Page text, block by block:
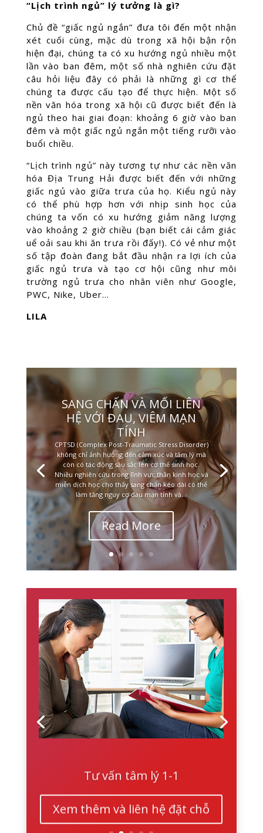
“Lịch trình ngủ” lý tưởng là gì?
Chủ đề “giấc ngủ ngắn” đưa tôi đến một nhận
xét cuối cùng, mặc dù trong xã hội bận rộn
hiện đại, chúng ta có xu hướng ngủ nhiều một
lần vào ban đêm, một số nhà nghiên cứu đặt
câu hỏi liệu đây có phải là những gì cơ thể
chúng ta được cấu tạo để thực hiện. Một số
nền văn hóa trong xã hội cũ được biết đến là
ngủ theo hai giai đoạn: khoảng 6 giờ vào ban
đêm và một giấc ngủ ngắn một tiếng rưỡi vào
buổi chiều.
“Lịch trình ngủ” này tương tự như các nền văn
hóa Địa Trung Hải được biết đến với những
giấc ngủ vào giữa trưa của họ. Kiểu ngủ này
có thể phù hợp hơn với nhịp sinh học của
chúng ta vốn có xu hướng giảm năng lượng
vào khoảng 2 giờ chiều (bạn biết cái cảm giác
uể oải sau khi ăn trưa rồi đấy!). Có vẻ như một
số tập đoàn đang bắt đầu nhận ra lợi ích của
giấc ngủ trưa và tạo cơ hội cũng như môi
trường ngủ trưa cho nhân viên như Google,
PWC, Nike, Uber…
LILA
SANG CHẤN VÀ MỐI LIÊN
HỆ VỚI ĐAU, VIÊM MẠN
TÍNH
CPTSD (Complex Post-Traumatic Stress Disorder)
không chỉ ảnh hưởng đến cảm xúc và tâm lý mà
còn có tác động sâu sắc lên cơ thể sinh học.
Nhiều nghiên cứu trong lĩnh vực thần kinh học và
miễn dịch học cho thấy sang chấn kéo dài có thể
làm tăng nguy cơ đau mạn tính và...
Read More
Tư vấn tâm lý 1-1
Xem thêm và liên hệ đặt chỗ